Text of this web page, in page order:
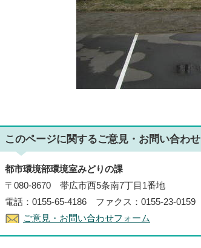
このページに関するご意見・お問い合わせ
都市環境部環境室みどりの課
〒080-8670 帯広市西5条南7丁目1番地
電話：0155-65-4186 ファクス：0155-23-0159
ご意見・お問い合わせフォーム